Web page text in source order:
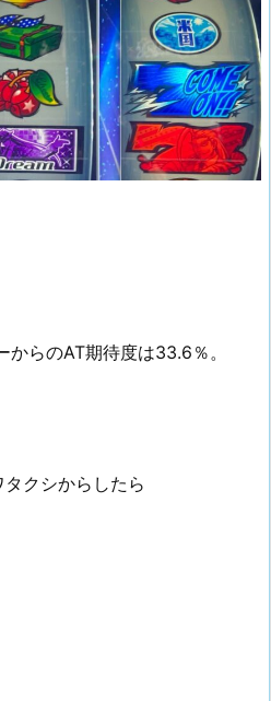
らのAT期待度は33.6％。
クシからしたら